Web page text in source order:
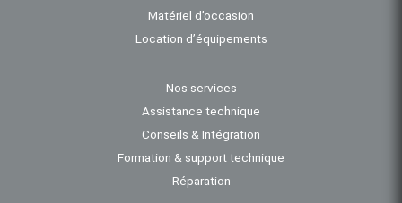
Matériel d’occasion
Location d’équipements
Nos services
Assistance technique
Conseils & Intégration
Formation & support technique
Réparation